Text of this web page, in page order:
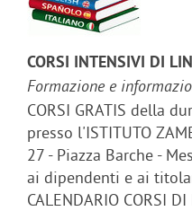
CORSI INTENSIVI DI
Formazione e
CORSI GRATIS della
presso l'ISTITUTO
27 - Piazza Barche -
ai dipendenti e ai
CALENDARIO CORSI